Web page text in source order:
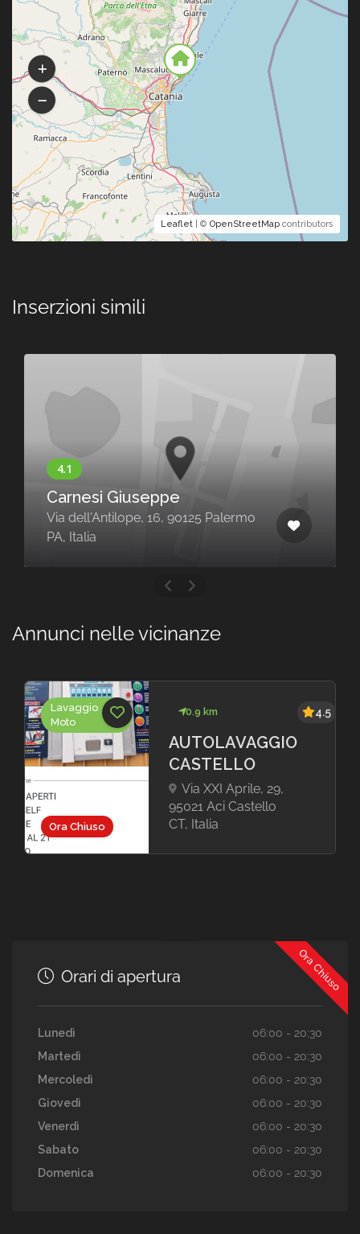
Leaflet | © OpenStreetMap contributors
Inserzioni simili
Carnesi Giuseppe
Via dell'Antilope, 16, 90125 Palermo
PA, Italia
Annunci nelle vicinanze
Ora Chiuso
Lavaggio
Moto
0.9 km
AUTOLAVAGGIO
CASTELLO
Via XXI Aprile, 29,
95021 Aci Castello
CT, Italia
4.5
Ora Chiuso
Orari di apertura
Lunedì
06:00 - 20:30
Martedì
06:00 - 20:30
Mercoledì
06:00 - 20:30
Giovedì
06:00 - 20:30
Venerdì
06:00 - 20:30
Sabato
06:00 - 20:30
Domenica
06:00 - 20:30